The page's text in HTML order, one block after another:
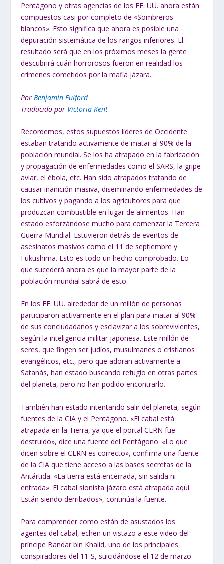
Pentágono y otras agencias de los EE. UU. ahora están
compuestos casi por completo de «Sombreros
blancos». Esto significa que ahora es posible una
depuración sistemática de los rangos inferiores. El
resultado será que en los próximos meses la gente
descubrirá cuán horrorosos fueron en realidad los
crímenes cometidos por la mafia jázara.
Por Benjamin Fulford
Traducido por Victoria Kent
Recordemos, estos supuestos líderes de Occidente
estaban tratando activamente de matar al 90% de la
población mundial. Se los ha atrapado en la fabricación
y propagación de enfermedades como el SARS, la gripe
aviar, el ébola, etc. Han sido atrapados tratando de
causar inanición masiva, diseminando enfermedades de
los cultivos y pagando a los agricultores para que
produzcan combustible en lugar de alimentos. Han
estado esforzándose mucho para comenzar la Tercera
Guerra Mundial. Estuvieron detrás de eventos de
asesinatos masivos como el 11 de septiembre y
Fukushima. Esto es todo un hecho comprobado. Lo
que sucederá ahora es que la mayor parte de la
población mundial sabrá de esto.
En los EE. UU. alrededor de un millón de personas
participaron activamente en el plan para matar al 90%
de sus conciudadanos y esclavizar a los sobrevivientes,
según la inteligencia militar japonesa. Este millón de
seres, que fingen ser judíos, musulmanes o cristianos
evangélicos, etc., pero que adoran activamente a
Satanás, han estado buscando refugio en otras partes
del planeta, pero no han podido encontrarlo.
También han estado intentando salir del planeta, según
fuentes de la CIA y el Pentágono. «El cabal está
atrapada en la Tierra, ya que el portal CERN fue
destruido», dice una fuente del Pentágono. «Lo que
dicen sobre el CERN es correcto», confirma una fuente
de la CIA que tiene acceso a las bases secretas de la
Antártida. «La tierra está encerrada, sin salida ni
entrada». El cabal sionista jázaro está atrapada aquí.
Están siendo derribados», continúa la fuente.
Para comprender como están de asustados los
agentes del cabal, echen un vistazo a este video del
príncipe Bandar bin Khalid, uno de los principales
conspiradores del 11-S, suicidándose el 12 de marzo